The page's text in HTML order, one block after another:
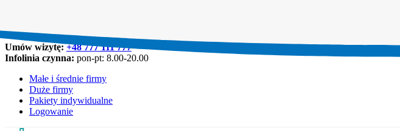
Umów wizytę:+48 777 111 777
Infolinia czynna: pon-pt: 8.00-20.00
Małe i średnie firmy
Duże firmy
Pakiety indywidualne
Logowanie